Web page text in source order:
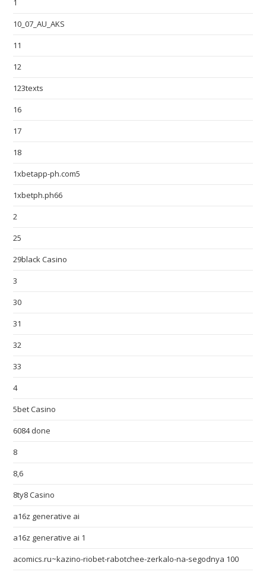
1
10_07_AU_AKS
11
12
123texts
16
17
18
1xbetapp-ph.com5
1xbetph.ph66
2
25
29black Casino
3
30
31
32
33
4
5bet Casino
6084 done
8
8,6
8ty8 Casino
a16z generative ai
a16z generative ai 1
acomics.ru~kazino-riobet-rabotchee-zerkalo-na-segodnya 100